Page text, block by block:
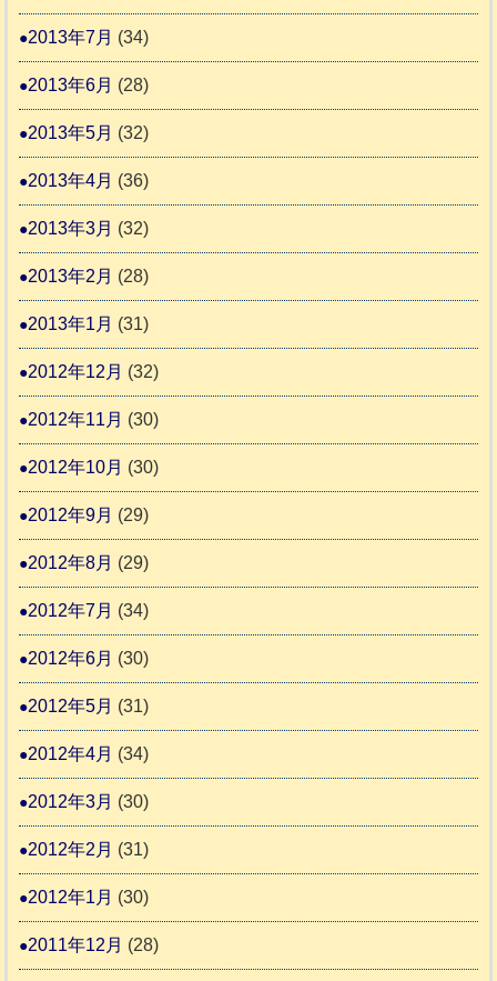
2013年7月 (34)
2013年6月 (28)
2013年5月 (32)
2013年4月 (36)
2013年3月 (32)
2013年2月 (28)
2013年1月 (31)
2012年12月 (32)
2012年11月 (30)
2012年10月 (30)
2012年9月 (29)
2012年8月 (29)
2012年7月 (34)
2012年6月 (30)
2012年5月 (31)
2012年4月 (34)
2012年3月 (30)
2012年2月 (31)
2012年1月 (30)
2011年12月 (28)